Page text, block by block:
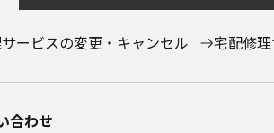
ービスの変更・キャンセル 宅配修
合わせ​